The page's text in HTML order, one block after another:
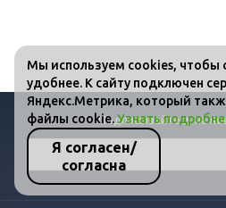
Подписывайтесь на
Мы используем cookies, чтобы
удобнее. К сайту подключен
Яндекс.Метрика, который
файлы cookie.Узнать
Я согласен/
согласна